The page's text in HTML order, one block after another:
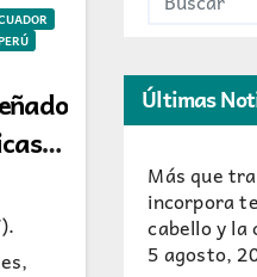
Últimas
Más que
incorpora
cabello y
5 agosto,